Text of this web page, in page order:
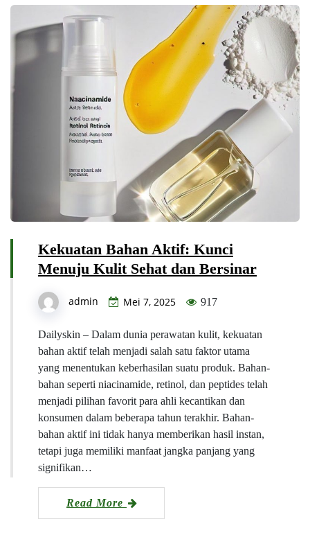
Kekuatan Bahan Aktif: Kunci
Menuju Kulit Sehat dan Bersinar
admin Mei 7, 2025 917
Dailyskin – Dalam dunia perawatan kulit, kekuatan
bahan aktif telah menjadi salah satu faktor utama
yang menentukan keberhasilan suatu produk. Bahan-
bahan seperti niacinamide, retinol, dan peptides telah
menjadi pilihan favorit para ahli kecantikan dan
konsumen dalam beberapa tahun terakhir. Bahan-
bahan aktif ini tidak hanya memberikan hasil instan,
tetapi juga memiliki manfaat jangka panjang yang
signifikan…
Read More